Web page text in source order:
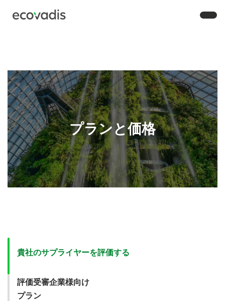
プランと価格
貴社のサプライヤーを評価する
評価受審企業様向け
プラン